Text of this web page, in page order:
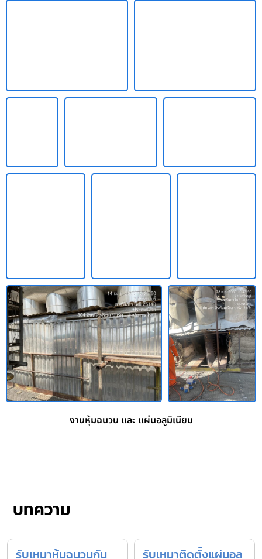
งานหุ้มฉนวน และ แผ่นอลูมิเนียม
บทความ
รับเหมาหุ้มฉนวนกัน
รับเหมาติดตั้งแผ่นอลู